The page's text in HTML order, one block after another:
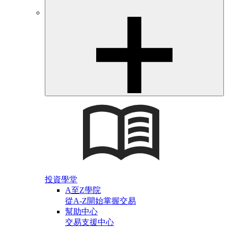
投資學堂
A至Z學院
從A-Z開始掌握交易
幫助中心
交易支援中心